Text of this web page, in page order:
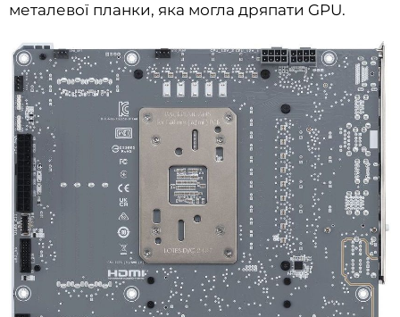
металевої планки, яка могла дряпати GPU.